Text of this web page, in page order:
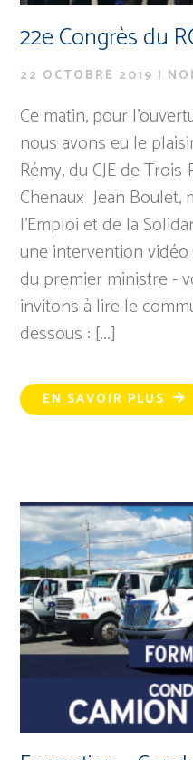
22e Congrès du
22 OCTOBRE 2019 |
Ce matin, pour
nous avons eu le
Rémy, du CJE de
Chenaux Jean Boulet,
l'Emploi et de la
une intervention
du premier ministre -
invitons à lire le
dessous : [...]
EN SAVOIR PLUS